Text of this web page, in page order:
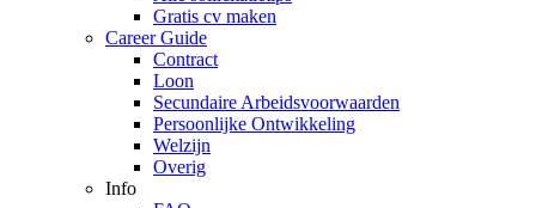
Gratis cv maken
Career Guide
Contract
Loon
Secundaire Arbeidsvoorwaarden
Persoonlijke Ontwikkeling
Welzijn
Overig
Info